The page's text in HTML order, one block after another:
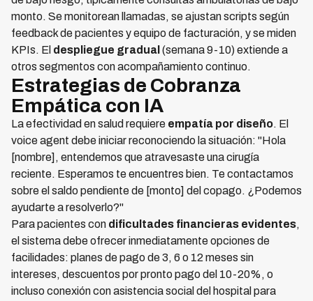
monto. Se monitorean llamadas, se ajustan scripts según
feedback de pacientes y equipo de facturación, y se miden
KPIs. El despliegue gradual (semana 9-10) extiende a
otros segmentos con acompañamiento continuo.
Estrategias de Cobranza
Empática con IA
La efectividad en salud requiere empatía por diseño. El
voice agent debe iniciar reconociendo la situación: "Hola
[nombre], entendemos que atravesaste una cirugía
reciente. Esperamos te encuentres bien. Te contactamos
sobre el saldo pendiente de [monto] del copago. ¿Podemos
ayudarte a resolverlo?"
Para pacientes con dificultades financieras evidentes,
el sistema debe ofrecer inmediatamente opciones de
facilidades: planes de pago de 3, 6 o 12 meses sin
intereses, descuentos por pronto pago del 10-20%, o
incluso conexión con asistencia social del hospital para